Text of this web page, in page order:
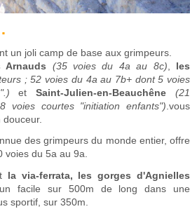
un joli camp de base aux grimpeurs.
Arnauds (35 voies du 4a au 8c)
les
; 52 voies du 4a au 7b+ dont 5 voies
etSaint-Julien-en-Beauchêne(21
courtes "initiation enfants") .vous
des grimpeurs du monde entier, offre
voies du 5a au 9a.
la via-ferrata, les gorges d'Agnielles
un facile sur 500m de long dans une
sportif, sur 350m.